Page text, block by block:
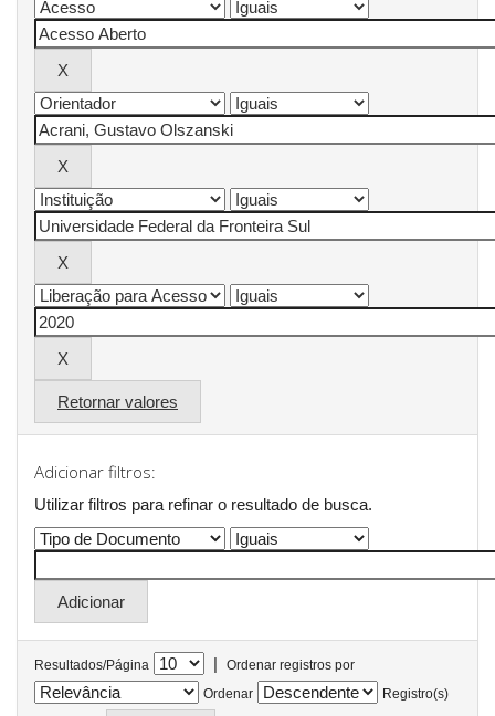
Retornar valores
Adicionar filtros:
Utilizar filtros para refinar o resultado de busca.
Resultados/Página |
Ordenar registros por
Ordenar
Registro(s)